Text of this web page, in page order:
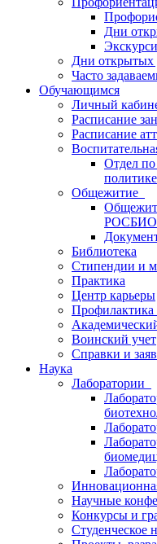
Дни
Дни открытых
Часто
Обучающимся
Личный
Расписание
Расписание
Отдел
политике
Общежитие
Библиотека
Стипендии и
Практика
Центр карьеры
Профилактика
Воинский учет
Справки и
Наука
Лаборатории
Научные
Конкурсы и
Студенческое